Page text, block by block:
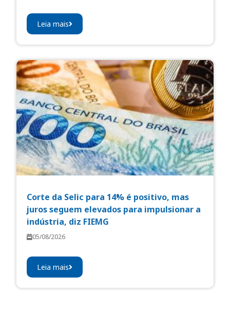
Leia mais
Corte da Selic para 14% é positivo, mas
juros seguem elevados para impulsionar a
indústria, diz FIEMG
05/08/2026
Leia mais